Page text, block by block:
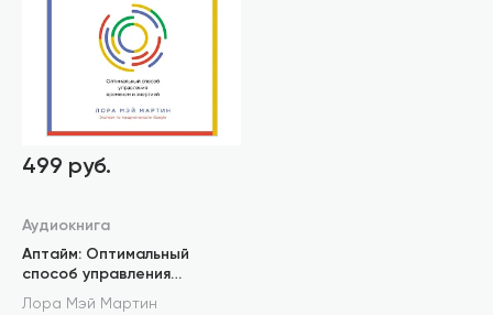
499 руб.
Аудиокнига
Аптайм: Оптимальный
способ управления
временем и энергией
Лора Мэй Мартин